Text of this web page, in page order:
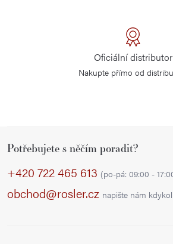
Oficiální distributor
Nakupte přímo od
Potřebujete s něčím poradit?
+420 722 465 613 (po-pá: 09:00 -
obchod@rosler.cz napište nám